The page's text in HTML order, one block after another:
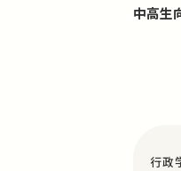
中高生
行政